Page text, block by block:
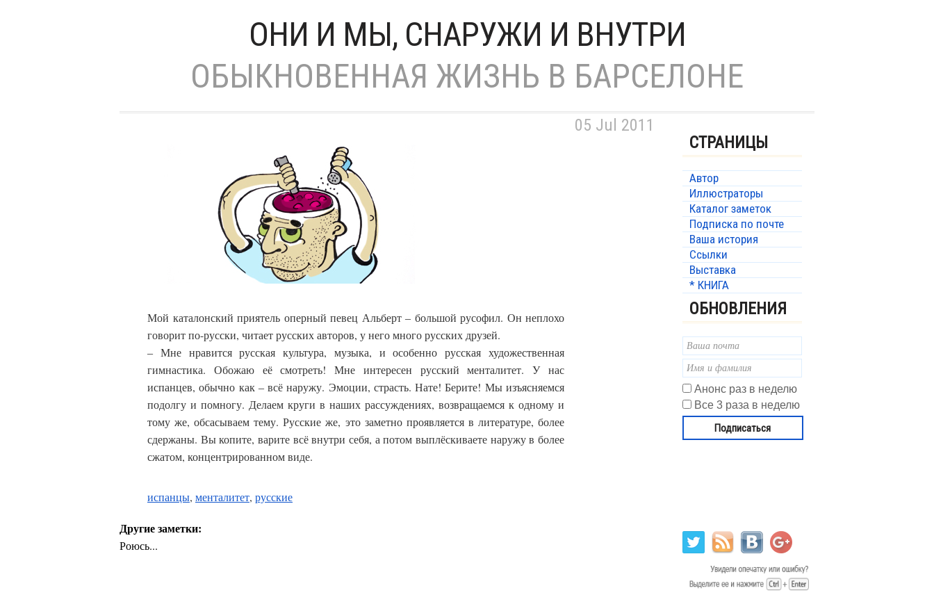
ОНИ И МЫ, СНАРУЖИ И ВНУТРИ
ОБЫКНОВЕННАЯ ЖИЗНЬ В БАРСЕЛОНЕ
05 Jul 2011
Мой каталонский приятель оперный певец Альберт ‒ большой русофил. Он неплохо
говорит по-русски, читает русских авторов, у него много русских друзей.
‒ Мне нравится русская культура, музыка, и особенно русская художественная
гимнастика. Обожаю её смотреть! Мне интересен русский менталитет. У нас
испанцев, обычно как ‒ всё наружу. Эмоции, страсть. Нате! Берите! Мы изъясняемся
подолгу и помногу. Делаем круги в наших рассуждениях, возвращаемся к одному и
тому же, обсасываем тему. Русские же, это заметно проявляется в литературе, более
сдержаны. Вы копите, варите всё внутри себя, а потом выплёскиваете наружу в более
сжатом, концентрированном виде.
испанцы, менталитет, русские
Другие заметки:
Роюсь...
СТРАНИЦЫ
Автор
Иллюстраторы
Каталог заметок
Подписка по почте
Ваша история
Ссылки
Выставка
* КНИГА
ОБНОВЛЕНИЯ
Анонс раз в неделю
Все 3 раза в неделю